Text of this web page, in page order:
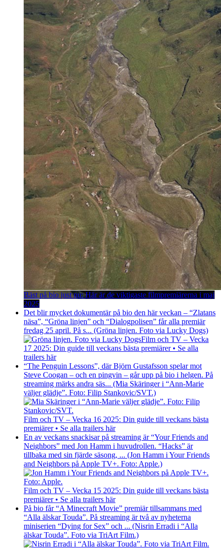
Bäst på bio just nu: Här är de viktigaste filmpremiärerna i maj
2025
Det blir mycket dokumentär på bio den här veckan – “Zlatans
näsa”, “Gröna linjen” och “Dialogpolisen” får alla premiär
fredag 25 april. På s... (Gröna linjen. Foto via Lucky Dogs)
Film och TV – Vecka
17 2025: Din guide till veckans bästa premiärer • Se alla
trailers här
“The Penguin Lessons”, där Björn Gustafsson spelar mot
Steve Coogan – och en pingvin – går upp på bio i helgen. På
streaming märks andra säs... (Mia Skäringer i “Ann-Marie
väljer glädje”. Foto: Filip Stankovic/SVT.)
Film och TV – Vecka 16 2025: Din guide till veckans bästa
premiärer • Se alla trailers här
En av veckans snackisar på streaming är “Your Friends and
Neighbors” med Jon Hamm i huvudrollen. “Hacks” är
tillbaka med sin fjärde säsong, ... (Jon Hamm i Your Friends
and Neighbors på Apple TV+. Foto: Apple.)
Film och TV – Vecka 15 2025: Din guide till veckans bästa
premiärer • Se alla trailers här
På bio får “A Minecraft Movie” premiär tillsammans med
“Alla älskar Touda”. På streaming är två av nyheterna
miniserien “Dying for Sex” och ... (Nisrin Erradi i “Alla
älskar Touda”. Foto via TriArt Film.)